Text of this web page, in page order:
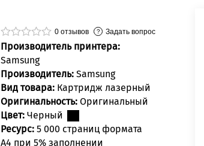
0 отзывов Задать вопрос
Производитель принтера:
Samsung
Производитель: Samsung
Вид товара: Картридж лазерный
Оригинальность: Оригинальный
Цвет: Черный
Ресурс: 5 000 страниц формата
А4 при 5% заполнении